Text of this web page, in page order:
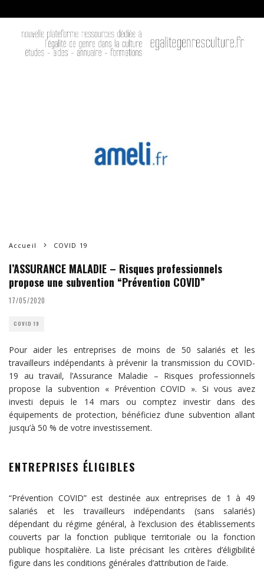
Accueil COVID 19
l’ASSURANCE MALADIE – Risques professionnels
propose une subvention “Prévention COVID”
17/05/2020
COVID 19
Pour aider les entreprises de moins de 50 salariés et les
travailleurs indépendants à prévenir la transmission du COVID-
19 au travail, l’Assurance Maladie – Risques professionnels
propose la subvention « Prévention COVID ». Si vous avez
investi depuis le 14 mars ou comptez investir dans des
équipements de protection, bénéficiez d’une subvention allant
jusqu’à 50 % de votre investissement.
ENTREPRISES ÉLIGIBLES
“Prévention COVID” est destinée aux entreprises de 1 à 49
salariés et les travailleurs indépendants (sans salariés)
dépendant du régime général, à l’exclusion des établissements
couverts par la fonction publique territoriale ou la fonction
publique hospitalière. La liste précisant les critères d’éligibilité
figure dans les conditions générales d’attribution de l’aide.